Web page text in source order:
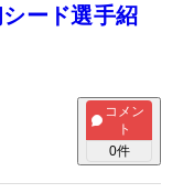
ード選手紹
コメン
ト
0件